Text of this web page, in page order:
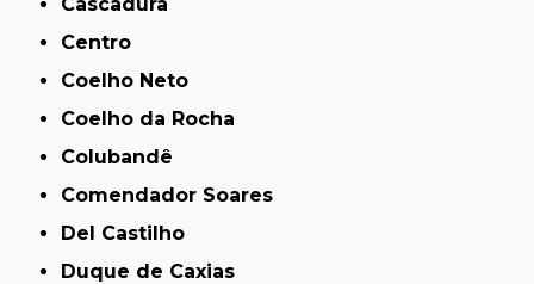
Centro
Coelho Neto
Coelho da Rocha
Colubandê
Comendador Soares
Del Castilho
Duque de Caxias